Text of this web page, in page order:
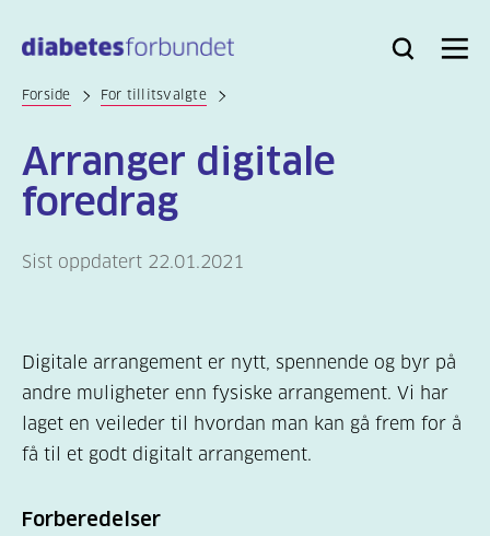
hovedinnhold
Bli
Logg
Søk Meny
Forside For tillitsvalgte
Arranger digitale
foredrag
Sist oppdatert 22.01.2021
Digitale arrangement er nytt, spennende og byr på
andre muligheter enn fysiske arrangement. Vi har
laget en veileder til hvordan man kan gå frem for å
få til et godt digitalt arrangement.
Forberedelser